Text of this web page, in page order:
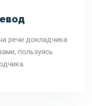
речи докладчика
пользуясь